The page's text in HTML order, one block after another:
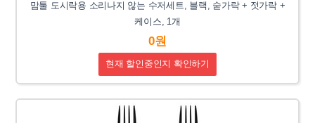
맘툴 도시락용 소리나지 않는 수저세트, 블랙, 숟가락 + 젓가락 +
케이스, 1개
0원
현재 할인중인지 확인하기